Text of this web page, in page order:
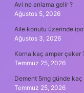
Avi ne anlama gelir ?
Ağustos 5, 2026
Aile konutu üzerinde
Ağustos 3, 2026
Korna kaç amper çeker
Temmuz 25, 2026
Dement 5mg günde kaç
Temmuz 25, 2026